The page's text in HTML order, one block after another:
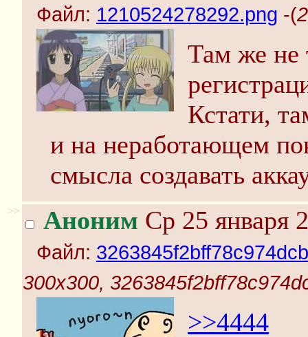
Файл: 1210524278292.png -(
Там же не
Кстати,
и на неработающем
смысла создавать
>> Аноним Ср 25 января
Файл:
300x300,
>>4444